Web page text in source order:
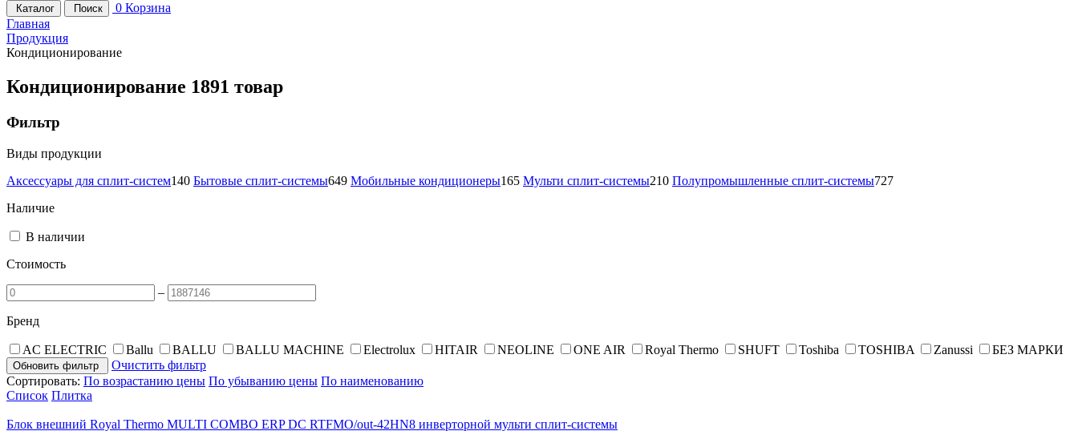
Каталог Поиск 0 Корзина
Главная
Продукция
Кондиционирование
Кондиционирование 1891 товар
Фильтр
Виды продукции
Аксессуары для сплит-систем140 Бытовые сплит-системы649 Мобильные кондиционеры165 Мульти сплит-системы210 Полупромышленные сплит-системы727
Наличие
В наличии
Стоимость
–
Бренд
AC ELECTRIC Ballu BALLU BALLU MACHINE Electrolux HITAIR NEOLINE ONE AIR Royal Thermo SHUFT Toshiba TOSHIBA Zanussi БЕЗ МАРКИ
Обновить фильтр
Очистить фильтр
Сортировать: По возрастанию цены По убыванию цены По наименованию
Список Плитка
Блок внешний Royal Thermo MULTI COMBO ERP DC RTFMO/out-42HN8 инверторной мульти сплит-системы